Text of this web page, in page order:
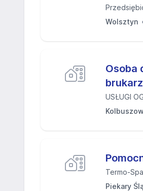
Wolsztyn
Osoba
USŁUGI
Termo-
Piekary